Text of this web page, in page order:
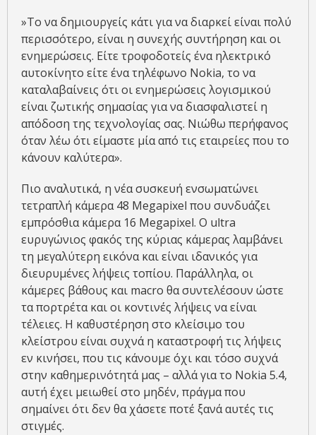
»Το να δημιουργείς κάτι για να διαρκεί είναι πολύ
περισσότερο, είναι η συνεχής συντήρηση και οι
ενημερώσεις. Είτε τροφοδοτείς ένα ηλεκτρικό
αυτοκίνητο είτε ένα τηλέφωνο Nokia, το να
καταλαβαίνεις ότι οι ενημερώσεις λογισμικού
είναι ζωτικής σημασίας για να διασφαλιστεί η
απόδοση της τεχνολογίας σας. Νιώθω περήφανος
όταν λέω ότι είμαστε μία από τις εταιρείες που το
κάνουν καλύτερα».
Πιο αναλυτικά, η νέα συσκευή ενσωματώνει
τετραπλή κάμερα 48 Megapixel που συνδυάζει
εμπρόσθια κάμερα 16 Megapixel. Ο ultra
ευρυγώνιος φακός της κύριας κάμερας λαμβάνει
τη μεγαλύτερη εικόνα και είναι ιδανικός για
διευρυμένες λήψεις τοπίου. Παράλληλα, οι
κάμερες βάθους και macro θα συντελέσουν ώστε
τα πορτρέτα και οι κοντινές λήψεις να είναι
τέλειες. Η καθυστέρηση στο κλείσιμο του
κλείστρου είναι συχνά η καταστροφή τις λήψεις
εν κινήσει, που τις κάνουμε όχι και τόσο συχνά
στην καθημερινότητά μας – αλλά για το Nokia 5.4,
αυτή έχει μειωθεί στο μηδέν, πράγμα που
σημαίνει ότι δεν θα χάσετε ποτέ ξανά αυτές τις
στιγμές.